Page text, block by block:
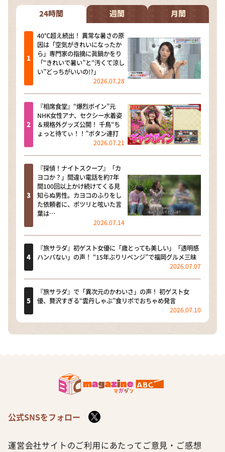
DAIGOも台所 ～きょうの献立 何にする？～
本日はダイアンなり！シーズン２
朝だ！生です旅サラダ
教えて！ニュースライブ 正義のミカタ
ＬＩＦＥ～夢のカタチ～
新婚さんいらっしゃい！
ポツンと一軒家
ザキ山小屋本館
ぺこぱのまるスポ
アナ回覧板
24時間 週間 月間
40℃超え続出！ 異常な暑さの原
因は「空気がきれいになったか
ら」専門家の指摘に眞鍋かをり
「“きれいで暑い”と“汚くて涼し
い”どっちがいいの!?」
2026.07.28
『相席食堂』“爆烈ボイン”元
NHK女性アナ、セクシー水着姿
＆規格外グッズ公開！ 千鳥“ち
ょっと待てぃ！！”ボタン連打
2026.07.21
『探偵！ナイトスクープ』「カ
ヨコか？」間違い電話を約7年
間100回以上かけ続けてくる見
知らぬ男性。カヨコのふりをし
た依頼者に、ポツリと呟いた言
葉は…
2026.07.14
『旅サラダ』初ゲスト女優に「歳とっても美しい」「透明感
ハンパない」の声！ “15年ぶりリベンジ”で福岡グルメ三昧
2026.07.07
『旅サラダ』で「異次元のかわいさ」の声！ 初ゲスト女
優、贅沢すぎる“雲丹しゃぶ”食リポでおちゃめ発言
2026.07.10
公式SNSをフォロー
運営会社サイトのご利用にあたって ご意見・ご感想